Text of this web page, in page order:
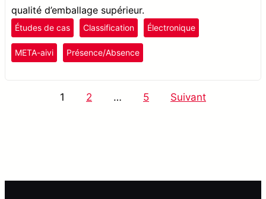
qualité d’emballage supérieur.
Études de cas Classification Électronique
META-aivi Présence/Absence
Pagination
1 2 … 5 Suivant